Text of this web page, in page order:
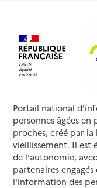
Portail national
personnes âgées
proches, créé par
vieillissement. Il est
de l'autonomie,
partenaires
l'information des